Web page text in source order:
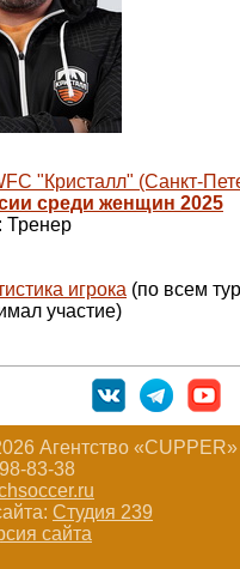
"Кристалл" (Санкт-
среди женщин 2025
Тренер
игрока (по всем
участие)
Агентство «CUPPER»
83-38
Студия 239
сайта